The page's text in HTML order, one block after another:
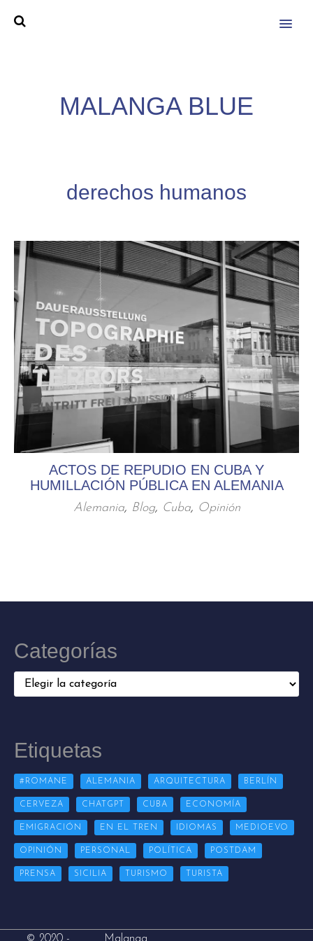
MENU
MALANGA BLUE
derechos humanos
ACTOS DE REPUDIO EN CUBA Y
HUMILLACIÓN PÚBLICA EN ALEMANIA
Alemania, Blog, Cuba, Opinión
Categorías
Categorías
Etiquetas
#ROMANE ALEMANIA ARQUITECTURA BERLÍN
CERVEZA CHATGPT CUBA ECONOMÍA
EMIGRACIÓN EN EL TREN IDIOMAS MEDIOEVO
OPINIÓN PERSONAL POLÍTICA POSTDAM
PRENSA SICILIA TURISMO TURISTA
Malanga